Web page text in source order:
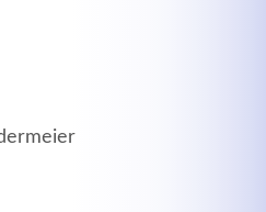
consectetuer adipiscing
ligula eget dolor.
INFOS